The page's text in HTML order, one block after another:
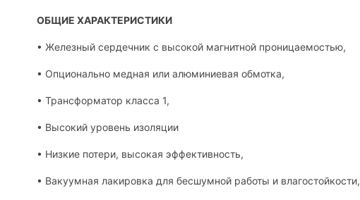
ОБЩИЕ ХАРАКТЕРИСТИКИ
• Железный сердечник с высокой магнитной проницаемостью,
• Опционально медная или алюминиевая обмотка,
• Трансформатор класса 1,
• Высокий уровень изоляции
• Низкие потери, высокая эффективность,
• Вакуумная лакировка для бесшумной работы и влагостойкости,